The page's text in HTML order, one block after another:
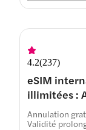
4.2(237)
eSIM
illimitées :
Annulation
Validité